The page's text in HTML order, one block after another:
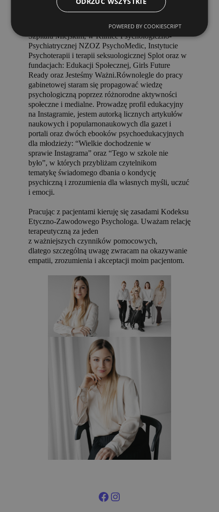
Doświadczenie zawodowe zdobywałam w trakcie
Oddziale Psychiatrycznym w Sosnowieckim
Szpitalu Miejskim, w Klinice Psychologiczno-
Psychiatrycznej NZOZ PsychoMedic, Instytucie
Psychoterapii i terapii seksuologicznej Splot oraz w
fundacjach: Edukacji Społecznej, Girls Future
Ready oraz Jesteśmy Ważni.Równolegle do pracy
gabinetowej staram się propagować wiedzę
psychologiczną poprzez różnorodne aktywności
społeczne i medialne. Prowadzę profil edukacyjny
na Instagramie, jestem autorką licznych artykułów
naukowych i popularnonaukowych dla gazet i
portali oraz dwóch ebooków psychoedukacyjnych
dla młodzieży: “Wielkie dochodzenie w
sprawie Instagrama” oraz “Tego w szkole nie
było”, w których przybliżam czytelnikom
tematykę świadomego dbania o kondycję
psychiczną i zrozumienia dla własnych myśli, uczuć
i emocji.
Pracując z pacjentami kieruję się zasadami Kodeksu
Etyczno-Zawodowego Psychologa. Uważam relację
terapeutyczną za jeden
z ważniejszych czynników pomocowych,
dlatego szczególną uwagę zwracam na okazywanie
empatii, zrozumienia i akceptacji moim pacjentom.
Facebook Instagram
POWERED BY COOKIESCRIPT